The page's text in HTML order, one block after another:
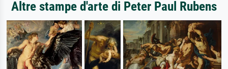
Altre stampe d'arte di Peter Paul Rubens